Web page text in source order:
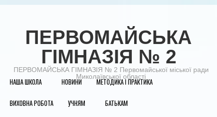
ПЕРВОМАЙСЬКА
ГІМНАЗІЯ № 2
ПЕРВОМАЙСЬКА ГІМНАЗІЯ № 2 Первомайської міської ради
Миколаївської області
НАША ШКОЛА НОВИНИ МЕТОДИКА І ПРАКТИКА
ВИХОВНА РОБОТА УЧНЯМ БАТЬКАМ